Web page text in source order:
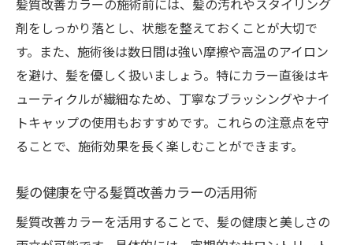
髪質改善カラーの施術前には、髪の汚れやスタイリング
剤をしっかり落とし、状態を整えておくことが大切で
す。また、施術後は数日間は強い摩擦や高温のアイロン
を避け、髪を優しく扱いましょう。特にカラー直後はキ
ューティクルが繊細なため、丁寧なブラッシングやナイ
トキャップの使用もおすすめです。これらの注意点を守
ることで、施術効果を長く楽しむことができます。
髪の健康を守る髪質改善カラーの活用術
髪質改善カラーを活用することで、髪の健康と美しさの